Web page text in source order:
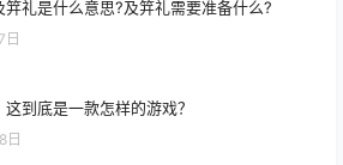
笄礼是什么意思?及笄礼需要准备什么?
日
这到底是一款怎样的游戏？
日